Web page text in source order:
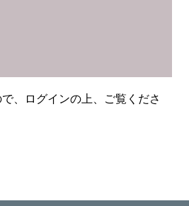
、ログインの上、ご覧くださ